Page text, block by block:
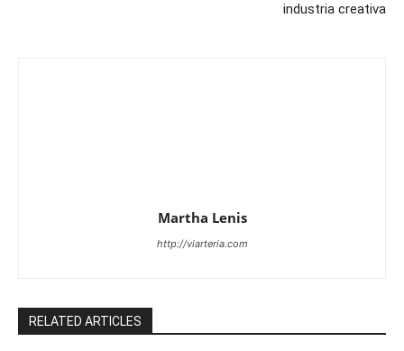
industria creativa
Martha Lenis
http://viarteria.com
RELATED ARTICLES